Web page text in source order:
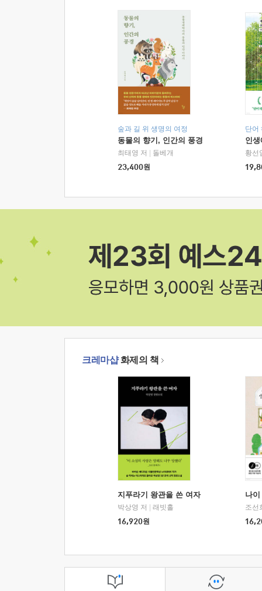
숲과 길 위 생명의 여정
동물의 향기, 인간의 풍경
최태영 저
돌베개
23,400원
단어
인
황선
크레마샵화제의 책
지푸라기 왕관을 쓴 여자
박상영 저
래빗홀
16,920원
나
조선